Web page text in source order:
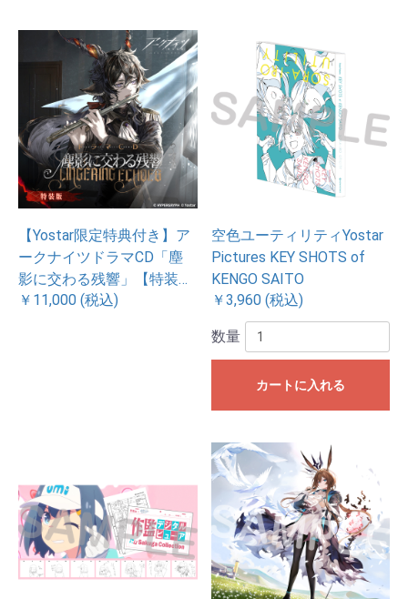
【Yostar限定特典付き】ア
ークナイツドラマCD「塵
影に交わる残響」【特装
版】
￥11,000 (税込)
空色ユーティリティYostar
Pictures KEY SHOTS of
KENGO SAITO
￥3,960 (税込)
数量
カートに入れる